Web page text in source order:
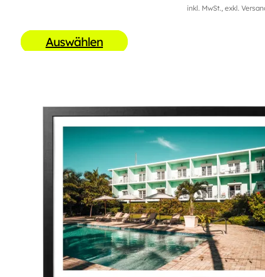
inkl. MwSt., exkl.
Auswählen